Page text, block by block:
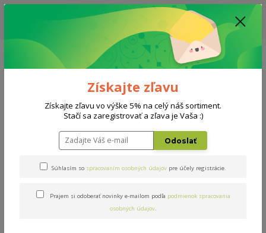
ZĽAVA: VŠETKY VYSTAVENÉ POSTELE ZA 400€ - CENA MATRACU A ROŠTU
PODĽA VÝBERU / DODACIA LEHOTA JE AKTUÁLNE 10-15 PRACOVNÝCH
Menu
0908 777 700 Po-So: 10-18 hod.
0
Postele Terra
Terra
Novinka Akcia
Získajte zľavu
Získajte zľavu vo výške 5% na celý náš sortiment.
Stačí sa zaregistrovať a zľava je Vaša :)
Odoslať
Súhlasím so spracovaním osobných údajov pre účely registrácie.
Prajem si odoberať novinky e-mailom podľa podmienok spracovania
osobných údajov.